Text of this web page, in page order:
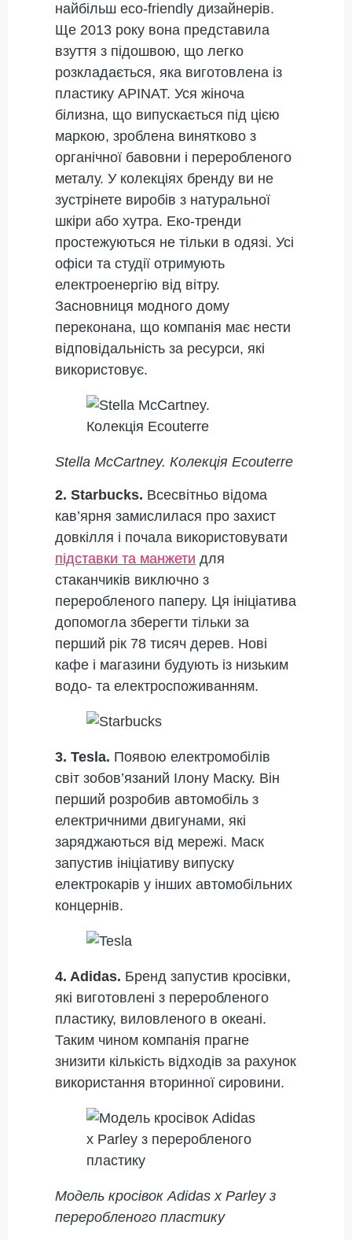
найбільш eco-friendly дизайнерів.
Ще 2013 року вона представила
взуття з підошвою, що легко
розкладається, яка виготовлена із
пластику APINAT. Уся жіноча
білизна, що випускається під цією
маркою, зроблена винятково з
органічної бавовни і переробленого
металу. У колекціях бренду ви не
зустрінете виробів з натуральної
шкіри або хутра. Еко-тренди
простежуються не тільки в одязі. Усі
офіси та студії отримують
електроенергію від вітру.
Засновниця модного дому
переконана, що компанія має нести
відповідальність за ресурси, які
використовує.
Stella McCartney. Колекція Ecouterre
2. Starbucks. Всесвітньо відома
кав’ярня замислилася про захист
довкілля і почала використовувати
підставки та манжети для
стаканчиків виключно з
переробленого паперу. Ця ініціатива
допомогла зберегти тільки за
перший рік 78 тисяч дерев. Нові
кафе і магазини будують із низьким
водо- та електроспоживанням.
3. Tesla. Появою електромобілів
світ зобов’язаний Ілону Маску. Він
перший розробив автомобіль з
електричними двигунами, які
заряджаються від мережі. Маск
запустив ініціативу випуску
електрокарів у інших автомобільних
концернів.
4. Adidas. Бренд запустив кросівки,
які виготовлені з переробленого
пластику, виловленого в океані.
Таким чином компанія прагне
знизити кількість відходів за рахунок
використання вторинної сировини.
Модель кросівок Adidas x Parley з
переробленого пластику